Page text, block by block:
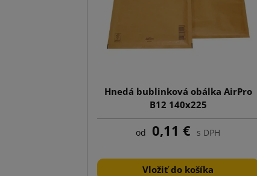
Hnedá bublinková obálka AirPro
B12 140x225
od 0,11 € s DPH
Vložiť do košíka